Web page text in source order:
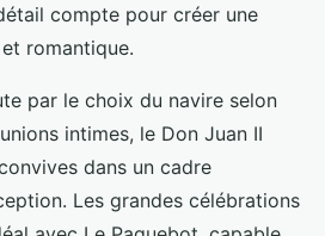
compte pour créer une
romantique.
par le choix du navire selon
intimes, le Don Juan II
dans un cadre
Les grandes célébrations